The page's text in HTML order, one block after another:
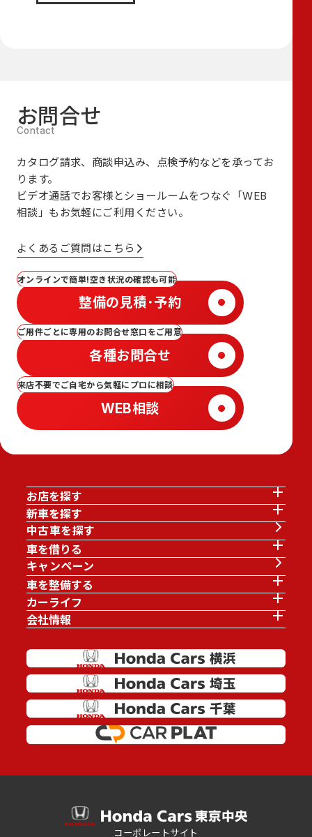
お問合せ
カタログ請求、商談申込み、点検予約などを承ってお
ります。
ビデオ通話でお客様とショールームをつなぐ
「WEB
相談」も お気軽にご利用ください。
よくあるご質問はこちら
オンラインで簡単!空き状況の確認も可能
整備の見積･予約
ご用件ごとに専用のお問合せ窓口をご用意
各種お問合せ
来店不要でご自宅から気軽にプロに相談
WEB相談
お店を探す
新車を探す
中古車を探す
車を借りる
キャンペーン
車を整備する
カーライフ
会社情報
コーポレートサイト